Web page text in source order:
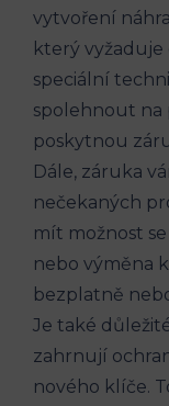
⁣vytvoření
který
speciální
spolehnout ⁣na‌
poskytnou
Dále, záruka
nečekaných⁢
mít možnost
nebo výměna
bezplatně
Je také​
zahrnují
nového klíče.